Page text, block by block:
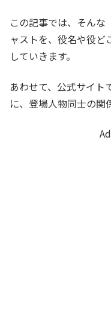
この記事では、そん
ャストを、役名や役
していきます。
あわせて、公式サイト
に、登場人物同士の関